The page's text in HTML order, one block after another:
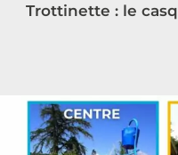
Trottinette : le